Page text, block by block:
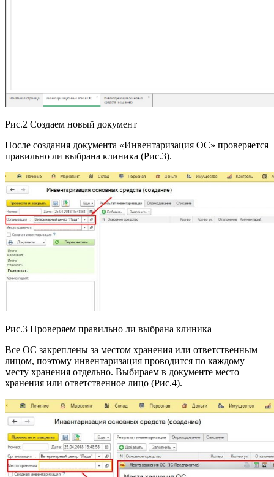
Рис.2 Создаем новый документ
После создания документа «Инвентаризация ОС» проверяется
правильно ли выбрана клиника (Рис.3).
Рис.3 Проверяем правильно ли выбрана клиника
Все ОС закреплены за местом хранения или ответственным
лицом, поэтому инвентаризация проводится по каждому
месту хранения отдельно. Выбираем в документе место
хранения или ответственное лицо (Рис.4).